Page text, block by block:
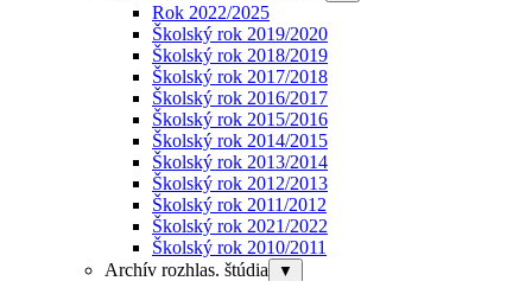
Rok 2022/2025
Školský rok 2019/2020
Školský rok 2018/2019
Školský rok 2017/2018
Školský rok 2016/2017
Školský rok 2015/2016
Školský rok 2014/2015
Školský rok 2013/2014
Školský rok 2012/2013
Školský rok 2011/2012
Školský rok 2021/2022
Školský rok 2010/2011
Archív rozhlas. štúdia
▼